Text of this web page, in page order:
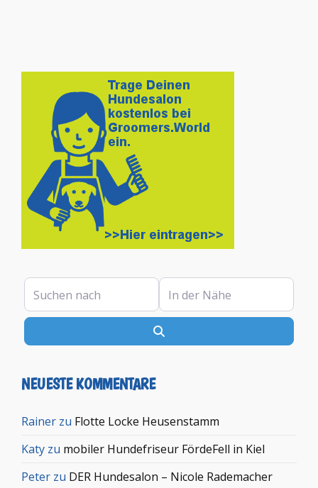
Suchen nach In der Nähe
NEUESTE KOMMENTARE
Rainer zu Flotte Locke Heusenstamm
Katy zu mobiler Hundefriseur FördeFell in Kiel
Peter zu DER Hundesalon – Nicole Rademacher